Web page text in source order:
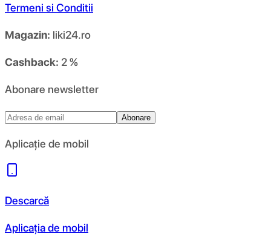
Termeni si Conditii
Magazin: liki24.ro
Cashback: 2 %
Abonare newsletter
Abonare
Aplicație de mobil
Descarcă
Aplicația de mobil